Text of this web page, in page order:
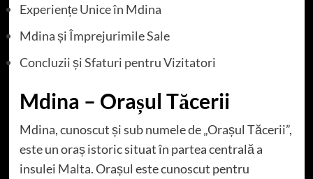
Experiențe Unice în Mdina
Mdina și Împrejurimile Sale
Concluzii și Sfaturi pentru Vizitatori
Mdina – Orașul Tăcerii
Mdina, cunoscut și sub numele de „Orașul Tăcerii”,
este un oraș istoric situat în partea centrală a
insulei Malta. Orașul este cunoscut pentru